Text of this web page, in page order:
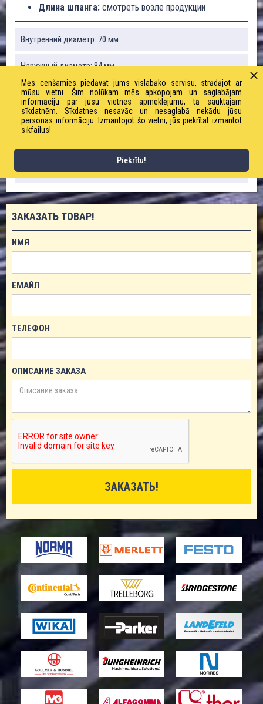
Длина шланга: смотреть возле продукции
Внутренний диаметр: 70 мм
Наружный диаметр: 84 мм
Рабочее давление: 3 бар
Предельное давление: 18 бар
Вакуум: 80%
ЗАКАЗАТЬ ТОВАР!
ИМЯ
ЕМАЙЛ
ТЕЛЕФОН
ОПИСАНИЕ ЗАКАЗА
Mēs cenšamies piedāvāt jums vislabāko servisu, strādājot ar
mūsu vietni. Šim nolūkam mēs apkopojam un saglabājam
informāciju par jūsu vietnes apmeklējumu, tā sauktajām
sīkdatnēm. Sīkdatnes nesavāc un nesaglabā nekādu jūsu
personas informāciju. Izmantojot šo vietni, jūs piekrītat izmantot
sīkfailus!
Piekrītu!